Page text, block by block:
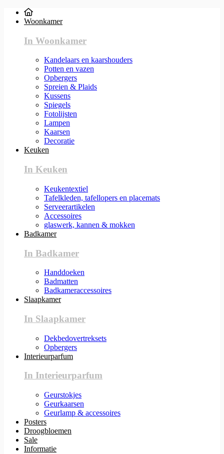
Woonkamer
In Woonkamer
Kandelaars en kaarshouders
Potten en vazen
Opbergers
Spreien & Plaids
Kussens
Spiegels
Fotolijsten
Lampen
Kaarsen
Decoratie
Keuken
In Keuken
Keukentextiel
Tafelkleden, tafellopers en placemats
Serveerartikelen
Accessoires
glaswerk, kannen & mokken
Badkamer
In Badkamer
Handdoeken
Badmatten
Badkameraccessoires
Slaapkamer
In Slaapkamer
Dekbedovertreksets
Opbergers
Interieurparfum
In Interieurparfum
Geurstokjes
Geurkaarsen
Geurlamp & accessoires
Posters
Droogbloemen
Sale
Informatie